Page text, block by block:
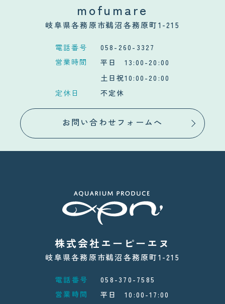
mofumare
岐阜県各務原市鵜沼各務原町1-215
電話番号
058-260-3327
営業時間
平日 13:00-20:00
土日祝10:00-20:00
定休日
不定休
お問い合わせフォームへ
株式会社エーピーエヌ
岐阜県各務原市鵜沼各務原町1-215
電話番号
058-370-7585
営業時間
平日 10:00-17:00